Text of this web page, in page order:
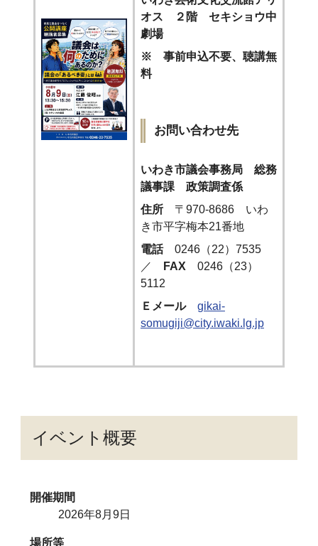
オス
２階
セキショウ中
劇場
※ 事前申込不要、 聴講無
料
お問い合わせ先
いわき市議会事務局 総務
議事課 政策調査係
住所〒970-8686 いわ
き市平字梅本21番地
電話0246（22）7535
／
FAX 0246（23）
5112
Ｅメール
gikai-
somugiji@city.iwaki.lg.jp
イベント概要
開催期間
2026年8月9日
場所等